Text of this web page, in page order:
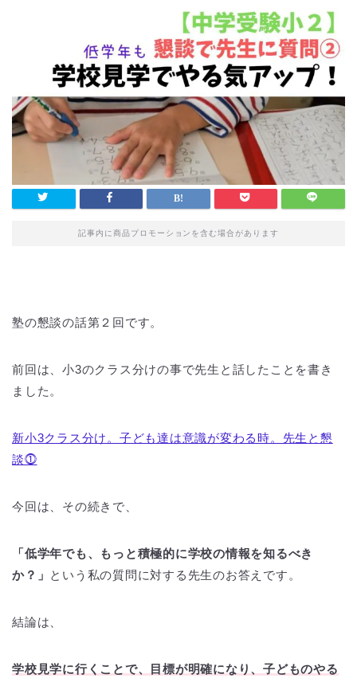
記事内に商品プロモーションを含む場合があります
塾の懇談の話第２回です。
前回は、小3のクラス分けの事で先生と話したことを書き
ました。
新小3クラス分け。子ども達は意識が変わる時。先生と懇
談⓵
今回は、その続きで、
「低学年でも、もっと積極的に学校の情報を知るべき
か？」 という私の質問に対する先生のお答えです。
結論は、
学校見学に行くことで、目標が明確になり、子どものやる